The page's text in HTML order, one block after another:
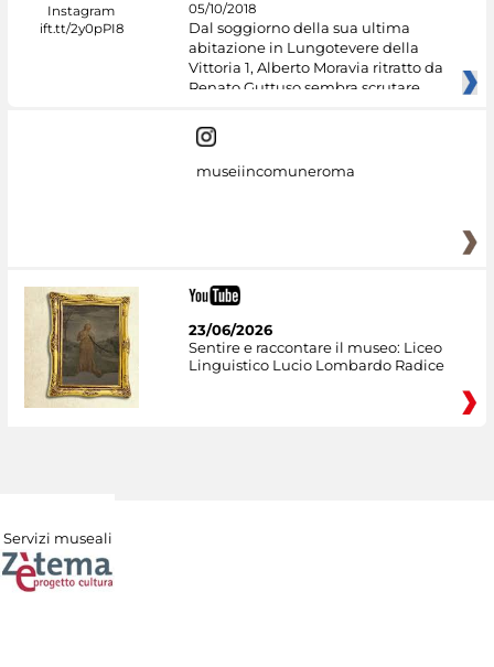
05/10/2018
Dal soggiorno della sua ultima
abitazione in Lungotevere della
Vittoria 1, Alberto Moravia ritratto da
Renato Guttuso sembra scrutare
museiincomuneroma
23/06/2026
Sentire e raccontare il museo: Liceo
Linguistico Lucio Lombardo Radice
Servizi museali